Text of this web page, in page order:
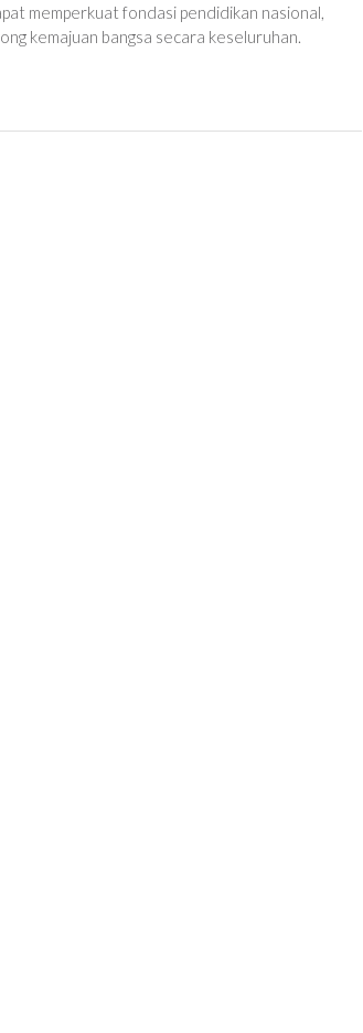
memperkuat fondasi pendidikan nasional,
kemajuan bangsa secara keseluruhan.